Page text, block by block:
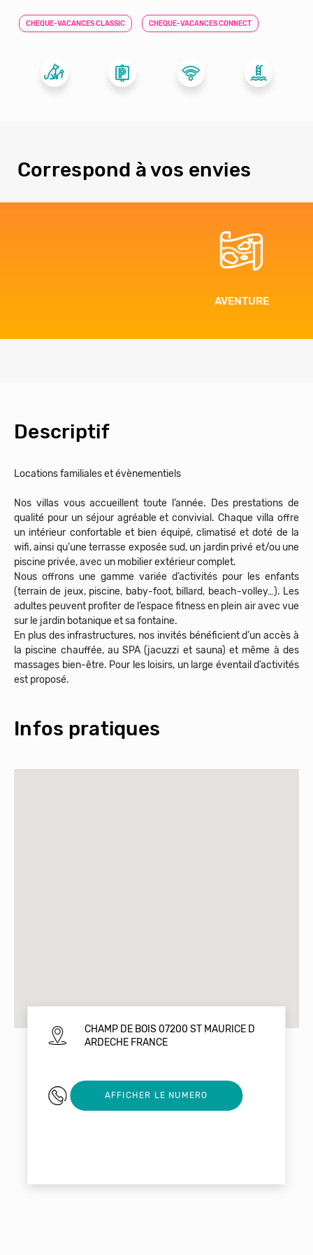
CHEQUE-VACANCES CLASSIC CHEQUE-VACANCES CONNECT
Correspond à vos envies
Descriptif
Locations familiales et évènementiels
Nos villas vous accueillent toute l’année. Des prestations de
qualité pour un séjour agréable et convivial. Chaque villa offre
un intérieur confortable et bien équipé, climatisé et doté de la
wifi, ainsi qu’une terrasse exposée sud, un jardin privé et/ou une
piscine privée, avec un mobilier extérieur complet.
Nous offrons une gamme variée d’activités pour les enfants
(terrain de jeux, piscine, baby-foot, billard, beach-volley…). Les
adultes peuvent profiter de l’espace fitness en plein air avec vue
sur le jardin botanique et sa fontaine.
En plus des infrastructures, nos invités bénéficient d’un accès à
la piscine chauffée, au SPA (jacuzzi et sauna) et même à des
massages bien-être. Pour les loisirs, un large éventail d’activités
Infos pratiques
CHAMP DE BOIS 07200 ST MAURICE D
ARDECHE FRANCE
0475386454
AFFICHER LE NUMERO